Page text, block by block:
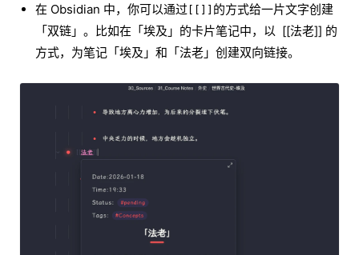
在 Obsidian 中，你可以通过 [[]] 的方式给一片文字创建
「双链」。比如在「埃及」的卡片笔记中，以 [[法老]] 的
方式，为笔记「埃及」和「法老」创建双向链接。